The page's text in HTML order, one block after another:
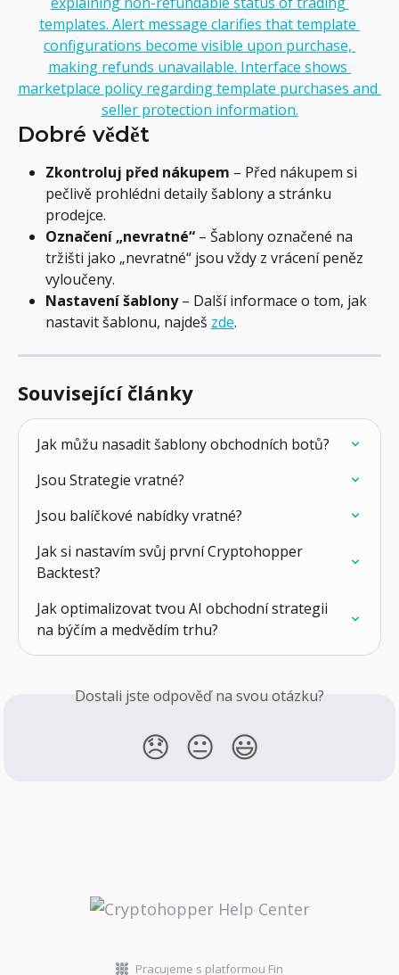
Dobré vědět
Zkontroluj před nákupem – Před nákupem si
pečlivě prohlédni detaily šablony a stránku
prodejce.
Označení „nevratné“ – Šablony označené na
tržišti jako „nevratné“ jsou vždy z vrácení peněz
vyloučeny.
Nastavení šablony – Další informace o tom, jak
nastavit šablonu, najdeš zde.
Související články
Jak můžu nasadit šablony obchodních botů?
Jsou Strategie vratné?
Jsou balíčkové nabídky vratné?
Jak si nastavím svůj první Cryptohopper
Backtest?
Jak optimalizovat tvou AI obchodní strategii
na býčím a medvědím trhu?
Dostali jste odpověď na svou otázku?
😞 😐 😃
Pracujeme s platformou Fin